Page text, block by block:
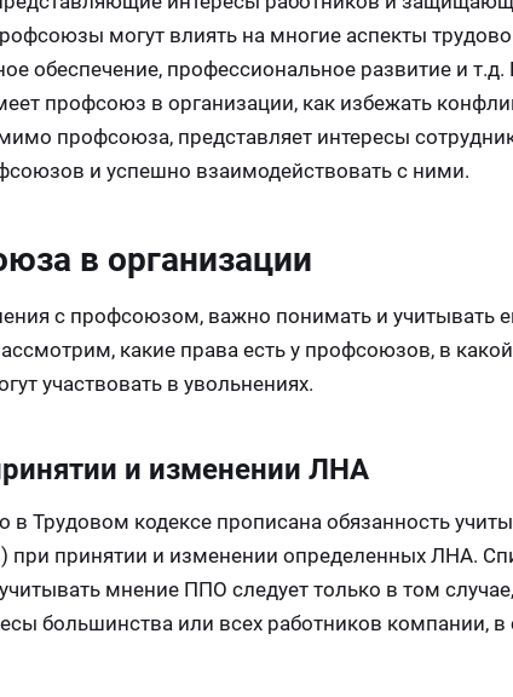
могут влиять на многие аспекты
обеспечение, профессиональное развитие и т.д.
профсоюз в организации, как избежать
профсоюза, представляет интересы
и успешно взаимодействовать с ними.
в организации
с профсоюзом, важно понимать и учитывать
какие права есть у профсоюзов, в
участвовать в увольнениях.
и изменении ЛНА
в Трудовом кодексе прописана обязанность
принятии и изменении определенных ЛНА.
мнение ППО следует только в том
большинства или всех работников компании, в